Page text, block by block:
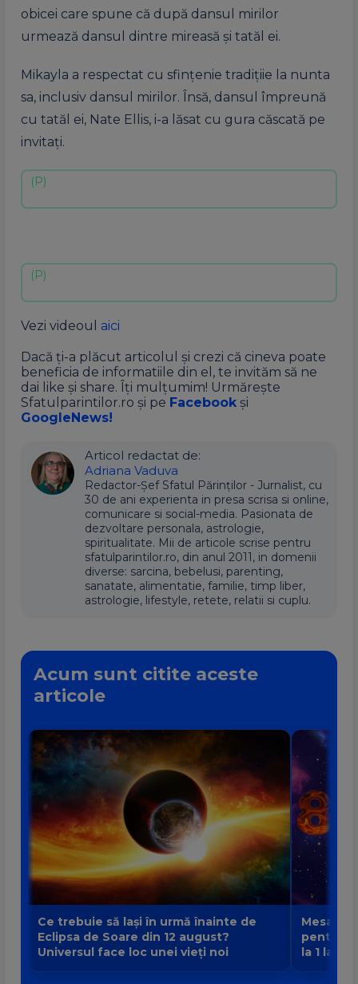
obicei care spune că după dansul mirilor
urmează dansul dintre mireasă și tatăl ei.
Mikayla a respectat cu sfințenie tradițiie la nunta
sa, inclusiv dansul mirilor. Însă, dansul împreună
cu tatăl ei, Nate Ellis, i-a lăsat cu gura căscată pe
invitați.
Vezi videoul aici
Dacă ți-a plăcut articolul și crezi că cineva poate
beneficia de informatiile din el, te invităm să ne
dai like și share. Îți mulțumim! Urmărește
Sfatulparintilor.ro și pe Facebook și
GoogleNews!
Articol redactat de:
Adriana Vaduva
Redactor-Șef Sfatul Părinților - Jurnalist, cu
30 de ani experienta in presa scrisa si online,
comunicare si social-media. Pasionata de
dezvoltare personala, astrologie,
spiritualitate. Mii de articole scrise pentru
sfatulparintilor.ro, din anul 2011, in domenii
diverse: sarcina, bebelusi, parenting,
sanatate, alimentatie, familie, timp liber,
astrologie, lifestyle, retete, relatii si cuplu.
Acum sunt citite aceste
articole
Ce trebuie să lași în urmă înainte de
Eclipsa de Soare din 12 august?
Universul face loc unei vieți noi
Mesajul
pentru
la 1 la 9